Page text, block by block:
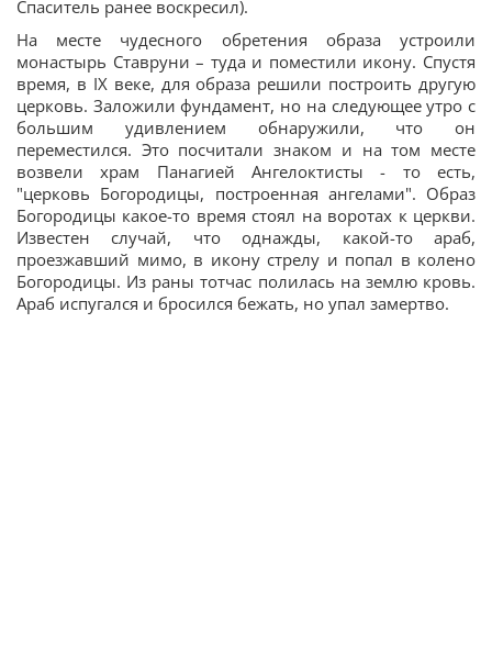
Спаситель ранее воскресил).
На месте чудесного обретения образа устроили
монастырь Ставруни – туда и поместили икону. Спустя
время, в IX веке, для образа решили построить другую
церковь. Заложили фундамент, но на следующее утро с
большим удивлением обнаружили, что он
переместился. Это посчитали знаком и на том месте
возвели храм Панагией Ангелоктисты - то есть,
"церковь Богородицы, построенная ангелами". Образ
Богородицы какое-то время стоял на воротах к церкви.
Известен случай, что однажды, какой-то араб,
проезжавший мимо, в икону стрелу и попал в колено
Богородицы. Из раны тотчас полилась на землю кровь.
Араб испугался и бросился бежать, но упал замертво.